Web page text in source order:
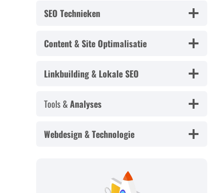
SEO Technieken
Content & Site Optimalisatie
Linkbuilding & Lokale SEO
Tools &Analyses
Webdesign & Technologie